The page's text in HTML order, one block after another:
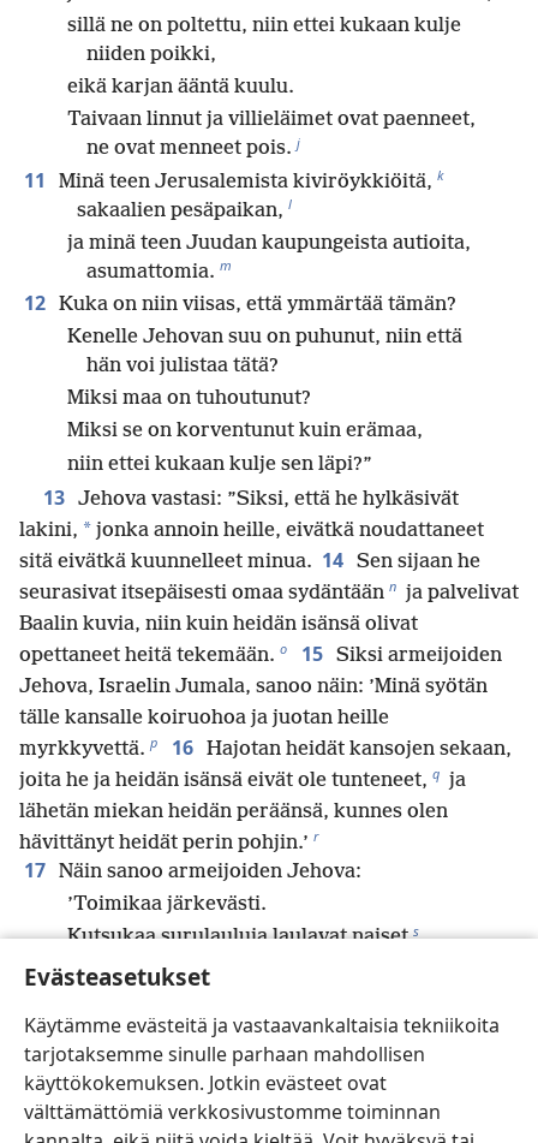
Evästeasetukset
Käytämme evästeitä ja vastaavankaltaisia tekniikoita
tarjotaksemme sinulle parhaan mahdollisen
käyttökokemuksen. Jotkin evästeet ovat
välttämättömiä verkkosivustomme toiminnan
sillä ne on poltettu, niin ettei kukaan kulje
niiden poikki,
eikä karjan ääntä kuulu.
Taivaan linnut ja villieläimet ovat paenneet,
ne ovat menneet pois. j
11 Minä teen Jerusalemista kiviröykkiöitä, k
sakaalien pesäpaikan, l
ja minä teen Juudan kaupungeista autioita,
asumattomia. m
12 Kuka on niin viisas, että ymmärtää tämän?
Kenelle Jehovan suu on puhunut, niin että
hän voi julistaa tätä?
Miksi maa on tuhoutunut?
Miksi se on korventunut kuin erämaa,
niin ettei kukaan kulje sen läpi?”
13 Jehova vastasi: ”Siksi, että he hylkäsivät
lakini, * jonka annoin heille, eivätkä noudattaneet
sitä eivätkä kuunnelleet minua. 14 Sen sijaan he
seurasivat itsepäisesti omaa sydäntään n ja palvelivat
Baalin kuvia, niin kuin heidän isänsä olivat
opettaneet heitä tekemään. o 15 Siksi armeijoiden
Jehova, Israelin Jumala, sanoo näin: ’Minä syötän
tälle kansalle koiruohoa ja juotan heille
myrkkyvettä. p 16 Hajotan heidät kansojen sekaan,
joita he ja heidän isänsä eivät ole tunteneet, q ja
lähetän miekan heidän peräänsä, kunnes olen
hävittänyt heidät perin pohjin.’ r
17 Näin sanoo armeijoiden Jehova:
’Toimikaa järkevästi.
Kutsukaa surulauluja laulavat naiset s
ja lähettäkää viesti taitaville naisille,
valituslaulun,
niin että silmämme tulvisivat kyyneleitä
ja silmäkulmamme vuotaisivat vettä.
19 Siionista on kuultu valituslaulu: u